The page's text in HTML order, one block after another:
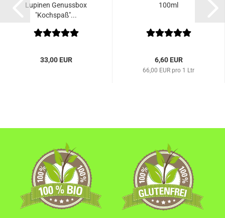
Lupinen Genussbox
"Kochspaß"...
33,00 EUR
100ml
6,60 EUR
66,00 EUR pro 1 Ltr